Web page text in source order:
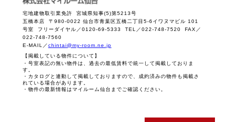
宅地建物取引業免許 宮城県知事(5)第5213号
五橋本店 〒980-0022 仙台市青葉区五橋二丁目5-6イワヌマビル 101
号室 フリーダイヤル／0120-69-5333 TEL／022-748-7520 FAX／
022-748-7560
E-MAIL／chintai@my-room.ne.jp
【掲載している物件について】
・号室表記の無い物件は、過去の最低賃料で統一して掲載しておりま
す。
・カタログと連動して掲載しておりますので、成約済みの物件も掲載さ
れている場合があります。
・物件の最新情報はマイルーム仙台までご確認ください。